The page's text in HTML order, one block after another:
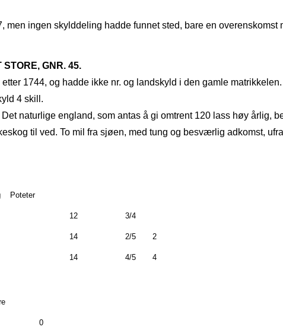
men ingen skylddeling hadde funnet sted, bare en
GNR. 45.
1744, og hadde ikke nr. og landskyld i den gamle matrikkelen.
4 skill.
naturlige england, som antas å gi omtrent 120 lass høy årlig,
til ved. To mil fra sjøen, med tung og besværlig adkomst,
Poteter
12 3/4
14 2/5 2
14 4/5 4
0